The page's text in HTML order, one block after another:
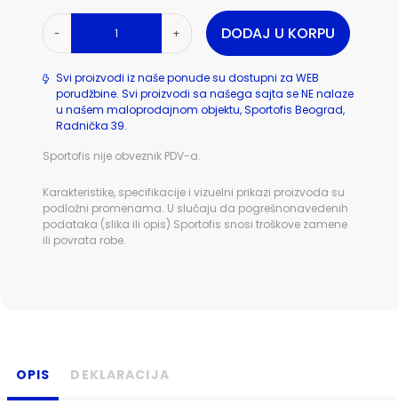
- + DODAJ U KORPU
Svi proizvodi iz naše ponude su dostupni za WEB
porudžbine. Svi proizvodi sa našega sajta se NE nalaze
u našem maloprodajnom objektu, Sportofis Beograd,
Radnička 39.
Sportofis nije obveznik PDV-a.
Karakteristike, specifikacije i vizuelni prikazi proizvoda su
podložni promenama. U slučaju da pogrešnonavedenih
podataka (slika ili opis) Sportofis snosi troškove zamene
ili povrata robe.
OPIS DEKLARACIJA